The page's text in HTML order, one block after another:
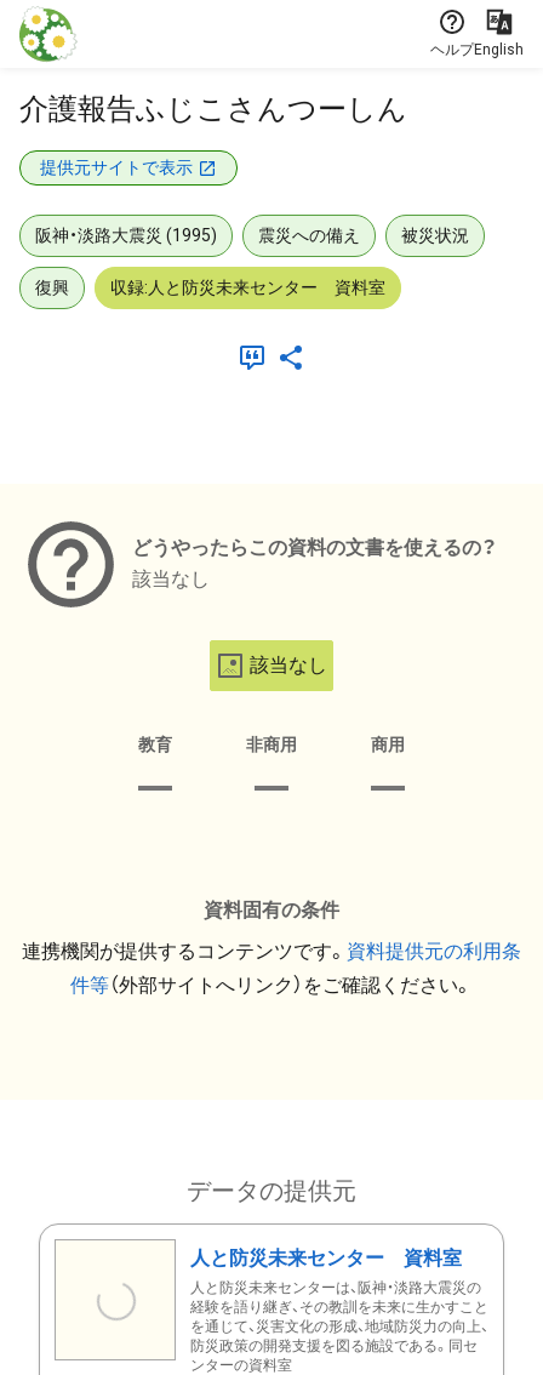
本文に飛ぶ
ヘルプEnglish
介護報告ふじこさんつーしん
提供元サイトで表示
阪神・淡路大震災 (1995) 震災への備え 被災状況
復興 収録:人と防災未来センター 資料室
どうやったらこの資料の文書を使えるの？
該当なし
該当なし
教育 非商用 商用
資料固有の条件
連携機関が提供するコンテンツです。 資料提供元の利用条
件等（外部サイトへリンク）をご確認ください。
データの提供元
人と防災未来センター 資料室
人と防災未来センターは、阪神・淡路大震災の
経験を語り継ぎ、その教訓を未来に生かすこと
を通じて、災害文化の形成、地域防災力の向上、
防災政策の開発支援を図る施設である。同セ
ンターの資料室